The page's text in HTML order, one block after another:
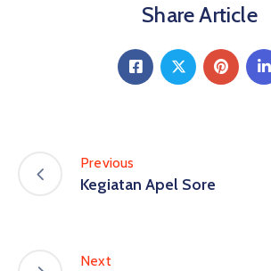
Share Article
Previous
Kegiatan Apel Sore
Next